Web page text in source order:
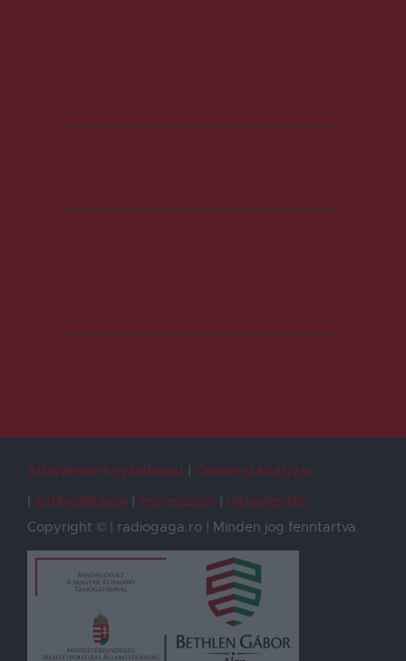
Adatvédelmi nyilatkozat
Cookie szabályzat
Sütibeállítások
Impresszum
Hibajelentés
Copyright © | radiogaga.ro | Minden jog fenntartva.